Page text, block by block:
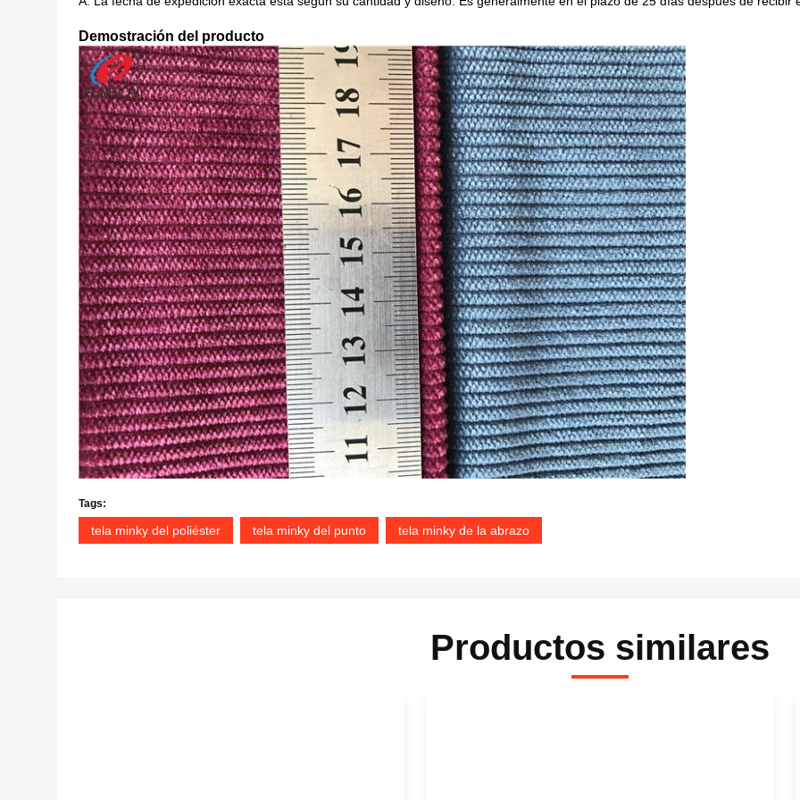
Demostración del producto
Tags:
tela minky del poliéster tela minky del punto tela minky de la abrazo
Productos similares